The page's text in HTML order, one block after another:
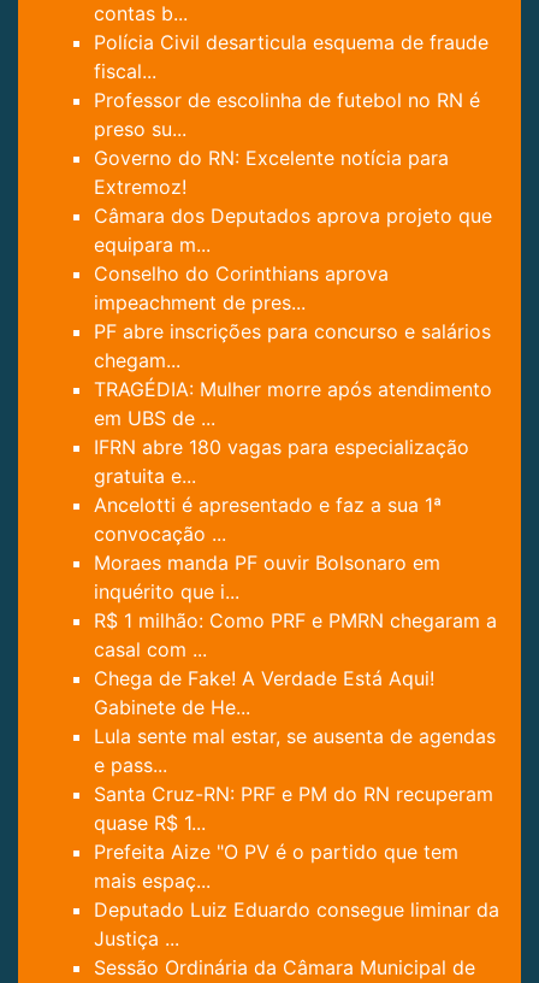
contas b...
Polícia Civil desarticula esquema de fraude
fiscal...
Professor de escolinha de futebol no RN é
preso su...
Governo do RN: Excelente notícia para
Extremoz!
Câmara dos Deputados aprova projeto que
equipara m...
Conselho do Corinthians aprova
impeachment de pres...
PF abre inscrições para concurso e salários
chegam...
TRAGÉDIA: Mulher morre após atendimento
em UBS de ...
IFRN abre 180 vagas para especialização
gratuita e...
Ancelotti é apresentado e faz a sua 1ª
convocação ...
Moraes manda PF ouvir Bolsonaro em
inquérito que i...
R$ 1 milhão: Como PRF e PMRN chegaram a
casal com ...
Chega de Fake! A Verdade Está Aqui!
Gabinete de He...
Lula sente mal estar, se ausenta de agendas
e pass...
Santa Cruz-RN: PRF e PM do RN recuperam
quase R$ 1...
Prefeita Aize "O PV é o partido que tem
mais espaç...
Deputado Luiz Eduardo consegue liminar da
Justiça ...
Sessão Ordinária da Câmara Municipal de